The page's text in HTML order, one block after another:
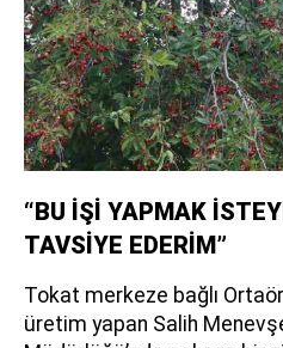
“BU İŞİ YAPMAK
TAVSİYE EDERİM”
Tokat merkeze bağlı
üretim yapan Salih